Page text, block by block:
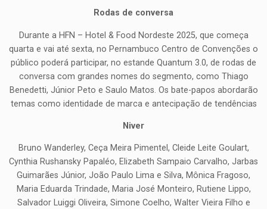
Rodas de conversa
Durante a HFN – Hotel & Food Nordeste 2025, que começa
quarta e vai até sexta, no Pernambuco Centro de Convenções o
público poderá participar, no estande Quantum 3.0, de rodas de
conversa com grandes nomes do segmento, como Thiago
Benedetti, Júnior Peto e Saulo Matos. Os bate-papos abordarão
temas como identidade de marca e antecipação de tendências
Niver
Bruno Wanderley, Ceça Meira Pimentel, Cleide Leite Goulart,
Cynthia Rushansky Papaléo, Elizabeth Sampaio Carvalho, Jarbas
Guimarães Júnior, João Paulo Lima e Silva, Mônica Fragoso,
Maria Eduarda Trindade, Maria José Monteiro, Rutiene Lippo,
Salvador Luiggi Oliveira, Simone Coelho, Walter Vieira Filho e